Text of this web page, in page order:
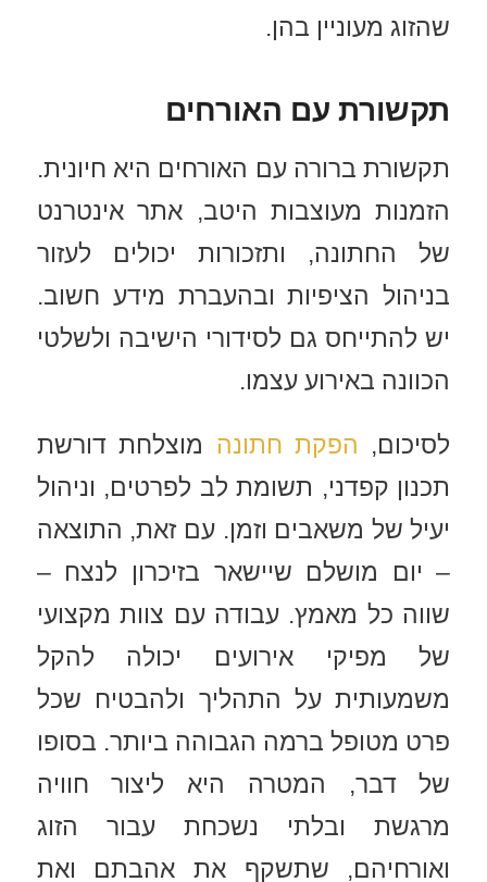
שהזוג מעוניין בהן.
תקשורת עם האורחים
תקשורת ברורה עם האורחים היא חיונית.
הזמנות מעוצבות היטב, אתר אינטרנט
של החתונה, ותזכורות יכולים לעזור
בניהול הציפיות ובהעברת מידע חשוב.
יש להתייחס גם לסידורי הישיבה ולשלטי
הכוונה באירוע עצמו.
לסיכום, הפקת חתונה מוצלחת דורשת
תכנון קפדני, תשומת לב לפרטים, וניהול
יעיל של משאבים וזמן. עם זאת, התוצאה
– יום מושלם שיישאר בזיכרון לנצח –
שווה כל מאמץ. עבודה עם צוות מקצועי
של מפיקי אירועים יכולה להקל
משמעותית על התהליך ולהבטיח שכל
פרט מטופל ברמה הגבוהה ביותר. בסופו
של דבר, המטרה היא ליצור חוויה
מרגשת ובלתי נשכחת עבור הזוג
ואורחיהם, שתשקף את אהבתם ואת